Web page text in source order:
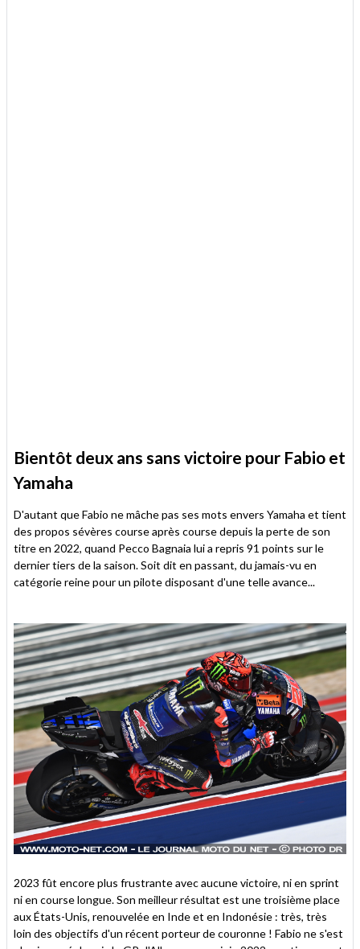
Bientôt deux ans sans victoire pour Fabio et
Yamaha
D'autant que Fabio ne mâche pas ses mots envers Yamaha et tient
des propos sévères course après course depuis la perte de son
titre en 2022, quand Pecco Bagnaia lui a repris 91 points sur le
dernier tiers de la saison. Soit dit en passant, du jamais-vu en
catégorie reine pour un pilote disposant d'une telle avance...
2023 fût encore plus frustrante avec aucune victoire, ni en sprint
ni en course longue. Son meilleur résultat est une troisième place
aux États-Unis, renouvelée en Inde et en Indonésie : très, très
loin des objectifs d'un récent porteur de couronne ! Fabio ne s'est